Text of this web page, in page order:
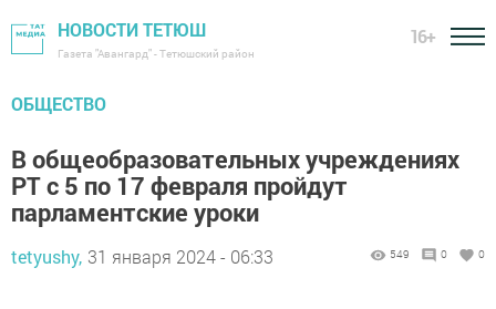
НОВОСТИ ТЕТЮШ
Газета "Авангард" - Тетюшский район
16+
ОБЩЕСТВО
В общеобразовательных учреждениях
РТ с 5 по 17 февраля пройдут
парламентские уроки
tetyushy, 31 января 2024 - 06:33 549 0 0